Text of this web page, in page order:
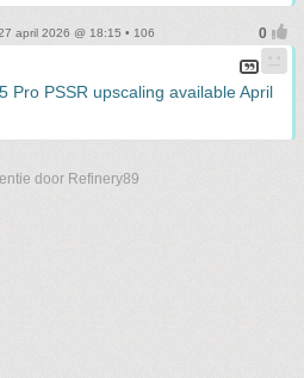
april 2026 @ 18:15 • 106
Pro PSSR upscaling available April
door Refinery89